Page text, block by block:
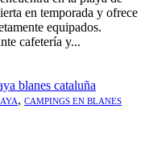
en temporada y ofrece
equipados.
cafetería y...
, CAMPINGS EN BLANES